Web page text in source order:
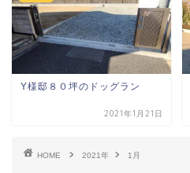
Y様邸８０坪のドッグラン
2021年1月21日
HOME 2021年 1月